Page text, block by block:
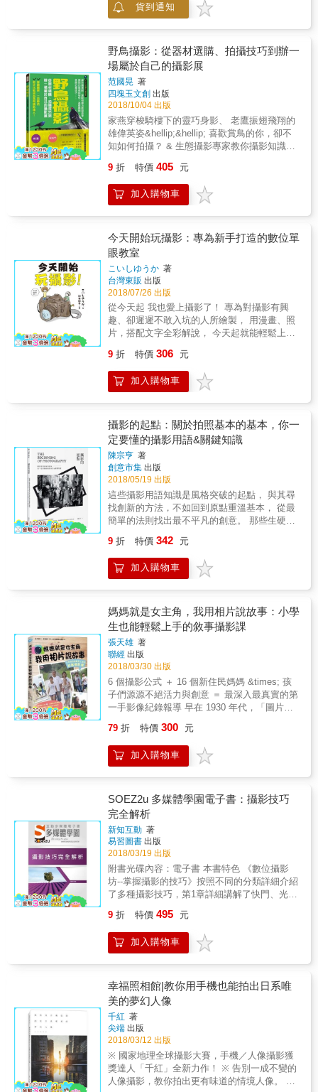
活中捕捉感動人心的經典照。 本書不著墨太多
習，你將學到如何將平凡無奇的物品轉化成美
麗的攝影元素， 你將學到如何隨機應變，利用
周遭環境與光線條件就地取材， 在你眼中普通
的辦公大樓，看起來會是幾何、圖樣、對稱和
映象， 一道普通的陰影，會是讓人物更立體的
線條，創造出神祕氛圍。 本書內容涵蓋三大部
分：場景、姿勢與實踐， 並附有表格，此乃貫
穿所有內容的主軸。 【場景】，教你識別地點
中的幾何圖形和線條， 選擇值得停留的框景和
映像，找到最平衡或獨特的構圖。 【姿勢】，
概念， 適用於所有人物和寫實照，你可依自己
想創造出的感覺去調整。 【實踐】，將書中所
學全連結至一起， 用光線方向、化繁為簡、角
讓你在任何情況下， 都不受設備、地點、人物
及時間限制，拍出具一定品質的照片。 攝影這
門學問就像一匹未經馴服的野馬， 如果你沒有
一套學習系統，沒有耐心和毅力來理解它， 它
就會從你身邊跑走，只留下一團塵土。 但一旦
馴服了它，就能獲得難以想像的收穫， 訓練出
與眾不同的攝影眼，看到其他人視而不見的東
西。 現在，對焦你的觀景窗， 在一方世界裡盡
自我訓練，涵蓋構圖、光線、色彩、人物姿勢
等多方攝影技巧，系統解析難以掌握的攝影美
感，歸納可依循的練習法則。 ◎全書分三大主
軸：場景、姿勢與實踐。以攝影師之念，找出
被拍者的意義場景，捕捉表情與人物關係，將
照片提升至藝術層次。 ◎每堂練習皆附有範例
照片及說明，書末提醒實際操作會碰到的技
術、地點、光線、拍攝、藝術與創意、姿勢與
表情等六大問題，並提供解方。 讀者熱評 ‧我
跟我丈夫認為這世上沒有一個藝術家能真正不
藏私地分享自己的理論和方法&hellip;&hellip;但
這本書做到了，這本書涵蓋的關鍵技巧，好到
我甚至不想推薦，希望把它當成最棒的祕密占
為己有。若你只購買一本創意攝影的書，就是
這本了！ ‧如果你希望自己的5D Mark III有閃燈
補光，或是覺得 Instagram 的濾鏡就是好照片
的一切，那麼你不適合這本書。但若你想成為
真正優秀的攝影師，就購買它並確實練習書中
多書試圖拍出藝術之作都未能如願。直到我找
到這本書，終於有了一種：「啊哈！就是這
個」的感覺。
貨到通知
野鳥攝影：從器材選購、拍攝技巧到辦一
場屬於自己的攝影展
范國晃 著
四塊玉文創 出版
2018/10/04 出版
家燕穿梭騎樓下的靈巧身影、 老鷹振翅飛翔的
雄偉英姿&hellip;&hellip; 喜歡賞鳥的你，卻不
知如何拍攝？ & 生態攝影專家教你攝影知識、
類單眼、單眼相機， 拍出各種野鳥的動態美！
& 本書從生態攝影觀念的倡導，到相機入門、
進階攝影技巧的剖析，並實地觀察與拍攝野
影的樂趣！ & 一手掌握拍鳥技巧，你也可成為
野鳥攝影達人： ◆不可不知的攝影知識與操作
解析類單眼、單眼相機功能與原理、 鏡頭的透
視與特性、基礎構圖、進階拍攝技巧
&hellip;&hellip; & ◆攝影達人不藏私，教你鳥
類攝影秘訣！ 如何捕捉飛行中、覓食與停棲中
的野鳥、 仰拍逆光與順光的調整、最佳操作模
式設定&hellip;&hellip; & ◆追鳥路線‧建立個人
圖鑑‧舉辦攝影展 介紹最佳拍攝野鳥地點，實拍
練習， 打造自己的野鳥圖鑑與攝影展 & ◆實用
各地鳥會聯絡資訊
9 折 特價 405 元
加入購物車
今天開始玩攝影：專為新手打造的數位單
眼教室
こいしゆうか 著
台灣東販 出版
2018/07/26 出版
從今天起 我也愛上攝影了！ 專為對攝影有興
趣、卻遲遲不敢入坑的人所繪製， 用漫畫、照
片，搭配文字全彩解說， 今天起就能輕鬆上手
吃美食， 若有一台相機在手該有多好！ 本書從
經常困擾初學者的「相機選購」開始介紹， 帶
領你打開多采多姿的攝影世界大門。 相機術語
器白癡、還是零拍照品味的人， 都能隨心所欲
拍出美照、和失敗照片說bye bye！ 三大要訣
&times;拍攝小技巧&times;迷你攝影知識 將以
上排列組合就能夠晉升攝影大師！ 一PO上網就
讓朋友直呼很可以、超專業！ 【要訣一】數位
單眼的醍醐味：模糊的背景=景深！ 【要訣
二】氣氛製造大師：明暗中見真章=亮度！
【要訣三】宛如幫照片加上濾鏡：調整色調=白
平衡！ 光是這三點，攝影世界就能無限大！ 從
今天起，帶著相機度過每一天！ 本書特色 ●&&
想要讓背景糊掉、營造景深就是調相機的「F
值」，數字越小背景就越糊；想要幫照片加上
濾鏡，則是調整「白平衡」，不論是想要暖
機操作畫面，一步一步照著做，不再為了找按
鍵位置而手忙腳亂！ ●&& &打造不同情境，方
便讀者依照個人需求找到解答 不論是看到移動
的車陣想拍出都市動作感；或是想隨手拍下街
上華美的燈飾夜景，弄出點點光斑；抑或是IG
最常見的打卡必備美食照，書中都有介紹相應
的拍攝技巧。 ●&& &拍攝技巧皆附有「實際拍
攝照片」 利用Before、After強調出使用技巧
調、F值的大小，看看不同設定的照片拍出來有
9 折 特價 306 元
加入購物車
攝影的起點：關於拍照基本的基本，你一
定要懂的攝影用語&關鍵知識
陳宗亨 著
創意市集 出版
2018/05/19 出版
這些攝影用語知識是風格突破的起點， 與其尋
找創新的方法，不如回到原點重溫基本， 從最
簡單的法則找出最不平凡的創意。 那些生硬的
你突破自己的基本配備，本書將其重新歸納再
解釋，提供有心學習攝影的讀者，以基礎攝影
用語知識作為根本，往上學習必備的拍照技巧
便是《攝影的起點》的重要金字塔架構。學習
任何事物，基礎的打底都是非常重要的。掌握
基本後，再去了解自己的拍攝需求，並針對自
己做出合適的選擇，不斷地練習再練習，於攝
影風格上尋求擊破點等，這些都是你通往攝影
這條路上會遇見的日常練功風景。
9 折 特價 342 元
加入購物車
媽媽就是女主角，我用相片說故事：小學
生也能輕鬆上手的敘事攝影課
張天雄 著
聯經 出版
2018/03/30 出版
6 個攝影公式 ＋ 16 個新住民媽媽 &times; 孩
子們源源不絕活力與創意 ＝ 最深入最真實的第
一手影像紀錄報導 早在 1930 年代，「圖片故
天成為私人紀實攝影和拍攝紀錄片的基礎。 這
樣的公式可以訓練學童說故事的能力、圖像組
織能力，以及手做、邏輯推演的能力
是最好的私人紀實呈現。不但可從特殊觀點表
現家庭生活、也可達到去標籤化的視覺傳播功
能，可謂一舉數得。 本書特色 1.不追求器材，
以手機拍照套用攝影公式，就能學會用圖像說
故事，一般人輕鬆可學，連小學生也可以上
手。是極實用的攝影書。 2.透過偏鄉孩童的眼
睛，敘述新住民母親及偏鄉家庭的故事，有許
多感人＋童趣的地方，相信也能引起共鳴。 3.
可以訓練從學童到成年人視覺故事的詮釋與能
力，進而到動態的紀錄片、電影拍攝與腳本分
79 折 特價 300 元
加入購物車
SOEZ2u 多媒體學園電子書：攝影技巧
完全解析
新知互動 著
易習圖書 出版
2018/03/19 出版
附書光碟內容：電子書 本書特色 《數位攝影
坊--掌握攝影的技巧》按照不同的分類詳細介紹
了多種攝影技巧，第1章詳細講解了快門、光
度、曝光補償、直方圖等重要理論知識，讓讀
者能夠從基礎學起，迅速跨進攝影的大門。第2
章包括人像通用技巧、室內人像、兒童攝影、
獨自的領域裏進行了精心的技巧講解，還包括
一些專家提示，讀者可以根據自己的需要和興
趣來選擇學習。第3章介紹了風光攝影的技巧，
讓我們在外出旅遊的時候能拍到精美的自然風
光。第4章對夜景攝影的拍攝進行了講解，使讀
者在夜間也能進行很好的創作。第5章為生態攝
影，神奇的動植物都將出現在我們的照片中。
第6章和第7章分別為運動和美食攝影，通過學
習和實踐，會給我們的生活帶來無限樂趣。
9 折 特價 495 元
加入購物車
幸福照相館|教你用手機也能拍出日系唯
美的夢幻人像
千紅 著
尖端 出版
2018/03/12 出版
※ 國家地理全球攝影大賽，手機／人像攝影獲
獎達人「千紅」全新力作！ ※ 告別一成不變的
人像攝影，教你拍出更有味道的情境人像。 ※